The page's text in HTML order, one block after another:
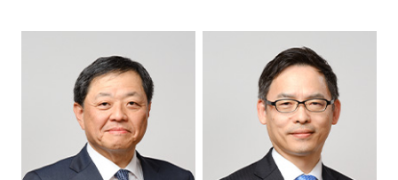
業務用・産業用のお客さま